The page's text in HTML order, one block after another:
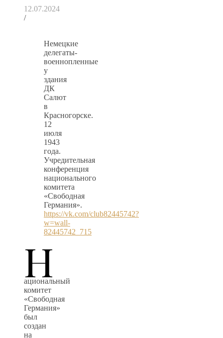
12.07.2024
/
Немецкие
делегаты-
военнопленные
у
здания
ДК
Салют
в
Красногорске.
12
июля
1943
года.
Учредительная
конференция
национального
комитета
«Свободная
Германия».
https://vk.com/club82445742?
w=wall-
82445742_715
Н
ациональный
комитет
«Свободная
Германия»
был
создан
на